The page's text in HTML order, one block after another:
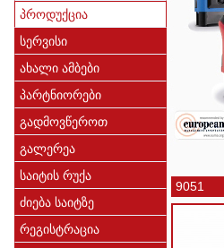
პროდუქცია
სერვისი
ახალი ამბები
პარტნიორები
გადმოვწეროთ
გალერეა
საიტის რუქა
ძიება საიტზე
რეგისტრაცია
9051